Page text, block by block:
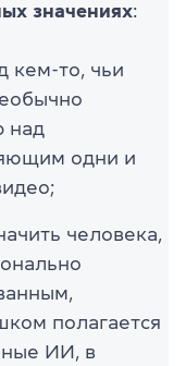
значениях:
кем-то, чьи
над
одни и
человека,
полагается
ИИ, в